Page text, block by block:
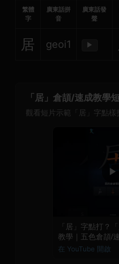
繁體
字
廣東話拼
音
廣東話發
聲
居 geoi1 ▶
「居」倉頡/速成教學
觀看短片示範「居」字點樣
▶
「居」字點打？
教學｜五色倉頡/
在 YouTube 開啟